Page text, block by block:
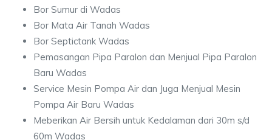
Bor Sumur di Wadas
Bor Mata Air Tanah Wadas
Bor Septictank Wadas
Pemasangan Pipa Paralon dan Menjual Pipa Paralon
Baru Wadas
Service Mesin Pompa Air dan Juga Menjual Mesin
Pompa Air Baru Wadas
Meberikan Air Bersih untuk Kedalaman dari 30m s/d
60m Wadas